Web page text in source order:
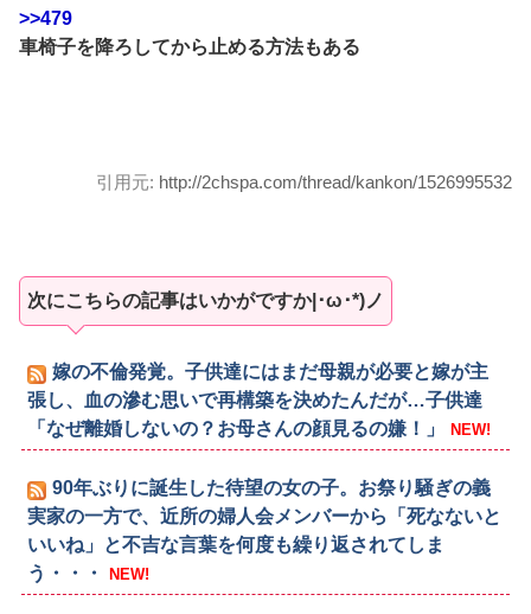
>>479
車椅子を降ろしてから止める方法もある
引用元: http://2chspa.com/thread/kankon/1526995532
次にこちらの記事はいかがですか|･ω･*)ノ
嫁の不倫発覚。子供達にはまだ母親が必要と嫁が主
張し、血の滲む思いで再構築を決めたんだが…子供達
「なぜ離婚しないの？お母さんの顔見るの嫌！」
NEW!
90年ぶりに誕生した待望の女の子。お祭り騒ぎの義
実家の一方で、近所の婦人会メンバーから「死なないと
いいね」と不吉な言葉を何度も繰り返されてしま
う・・・
NEW!